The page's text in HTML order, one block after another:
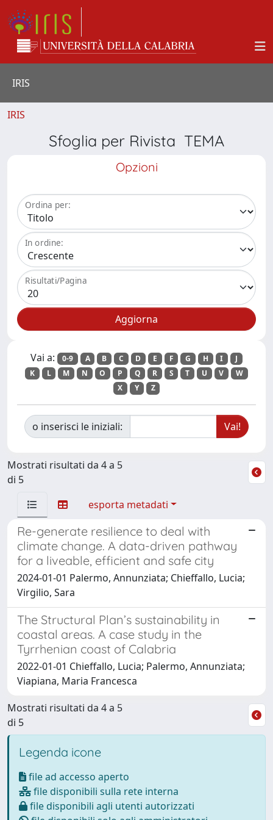
IRIS
IRIS
Sfoglia per Rivista TEMA
Opzioni
Ordina per:
In ordine:
Risultati/Pagina
Vai a: 0-9 A B C D E F G H I
J
K
L M N O P Q R S T U V
W
X
Y Z
o inserisci le iniziali:
Mostrati risultati da 4 a 5
di 5
esporta metadati
Re-generate resilience to deal with
climate change. A data-driven pathway
for a liveable, efficient and safe city
2024-01-01 Palermo, Annunziata; Chieffallo, Lucia;
Virgilio, Sara
The Structural Plan’s sustainability in
coastal areas. A case study in the
Tyrrhenian coast of Calabria
2022-01-01 Chieffallo, Lucia; Palermo, Annunziata;
Viapiana, Maria Francesca
Mostrati risultati da 4 a 5
di 5
Legenda icone
file ad accesso aperto
file disponibili sulla rete interna
file disponibili agli utenti autorizzati